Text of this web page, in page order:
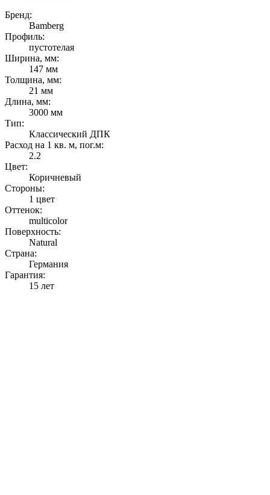
Бренд:
Bamberg
Профиль:
пустотелая
Ширина, мм:
147 мм
Толщина, мм:
21 мм
Длина, мм:
3000 мм
Тип:
Классический ДПК
Расход на 1 кв. м, пог.м:
2.2
Цвет:
Коричневый
Стороны:
1 цвет
Оттенок:
multicolor
Поверхность:
Natural
Страна:
Германия
Гарантия:
15 лет